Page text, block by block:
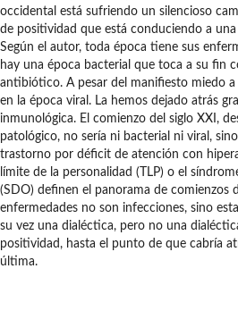
occidental está sufriendo un silencioso
de positividad que está conduciendo a
Según el autor, toda época tiene sus
hay una época bacterial que toca a su fin
antibiótico. A pesar del manifiesto miedo
en la época viral. La hemos dejado atrás
inmunológica. El comienzo del siglo XXI,
patológico, no sería ni bacterial ni viral,
trastorno por déficit de atención con
límite de la personalidad (TLP) o el
(SDO) definen el panorama de comienzos
enfermedades no son infecciones, sino
su vez una dialéctica, pero no una
positividad, hasta el punto de que cabría
última.